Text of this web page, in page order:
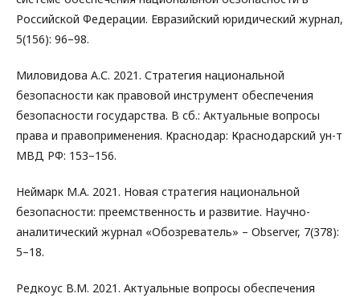
Российской Федерации. Евразийский юридический журнал,
5(156): 96–98.
Миловидова А.С. 2021. Стратегия национальной
безопасности как правовой инструмент обеспечения
безопасности государства. В сб.: Актуальные вопросы
права и правоприменения. Краснодар: Краснодарский ун-т
МВД РФ: 153–156.
Неймарк М.А. 2021. Новая стратегия национальной
безопасности: преемственность и развитие. Научно-
аналитический журнал «Обозреватель» – Observer, 7(378):
5–18.
Редкоус В.М. 2021. Актуальные вопросы обеспечения